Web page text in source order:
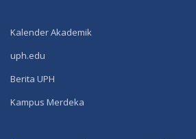
Kalender Akademik
uph.edu
Berita UPH
Kampus Merdeka